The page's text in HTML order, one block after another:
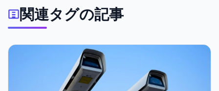
関連タグの記事